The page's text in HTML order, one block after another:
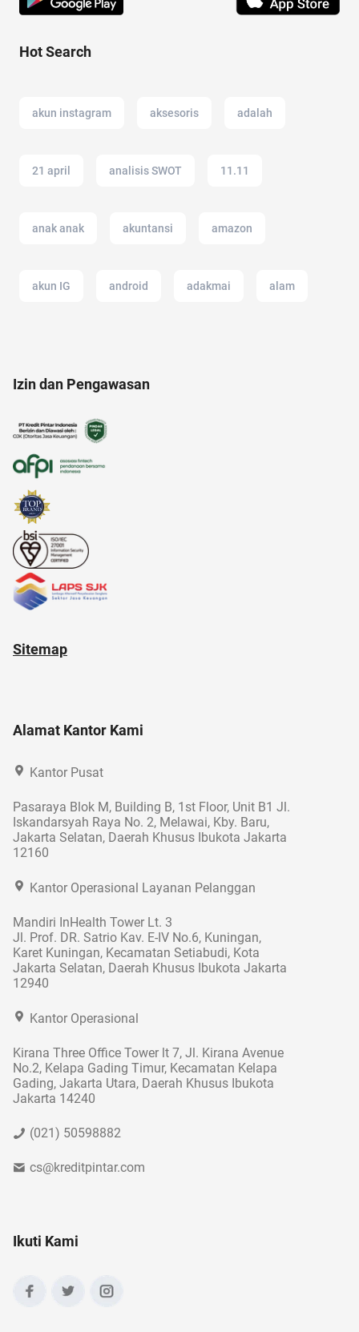
Hot Search
akun instagram aksesoris adalah
21 april analisis SWOT 11.11
anak anak akuntansi amazon
akun IG android adakmai alam
anak muda
Izin dan Pengawasan
Sitemap
Alamat Kantor Kami
Kantor Pusat
Pasaraya Blok M, Building B, 1st Floor, Unit B1 Jl.
Iskandarsyah Raya No. 2, Melawai, Kby. Baru,
Jakarta Selatan, Daerah Khusus Ibukota Jakarta
12160
Kantor Operasional Layanan Pelanggan
Mandiri InHealth Tower Lt. 3
Jl. Prof. DR. Satrio Kav. E-IV No.6, Kuningan,
Karet Kuningan, Kecamatan Setiabudi, Kota
Jakarta Selatan, Daerah Khusus Ibukota Jakarta
12940
Kantor Operasional
Kirana Three Office Tower lt 7, Jl. Kirana Avenue
No.2, Kelapa Gading Timur, Kecamatan Kelapa
Gading, Jakarta Utara, Daerah Khusus Ibukota
Jakarta 14240
(021) 50598882
cs@kreditpintar.com
Ikuti Kami